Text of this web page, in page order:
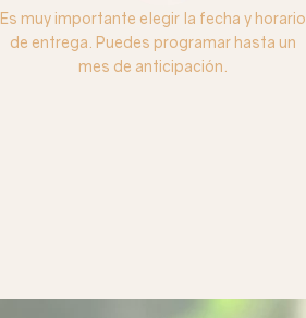
Es muy importante elegir la fecha y horario
de entrega. Puedes programar hasta un
mes de anticipación.